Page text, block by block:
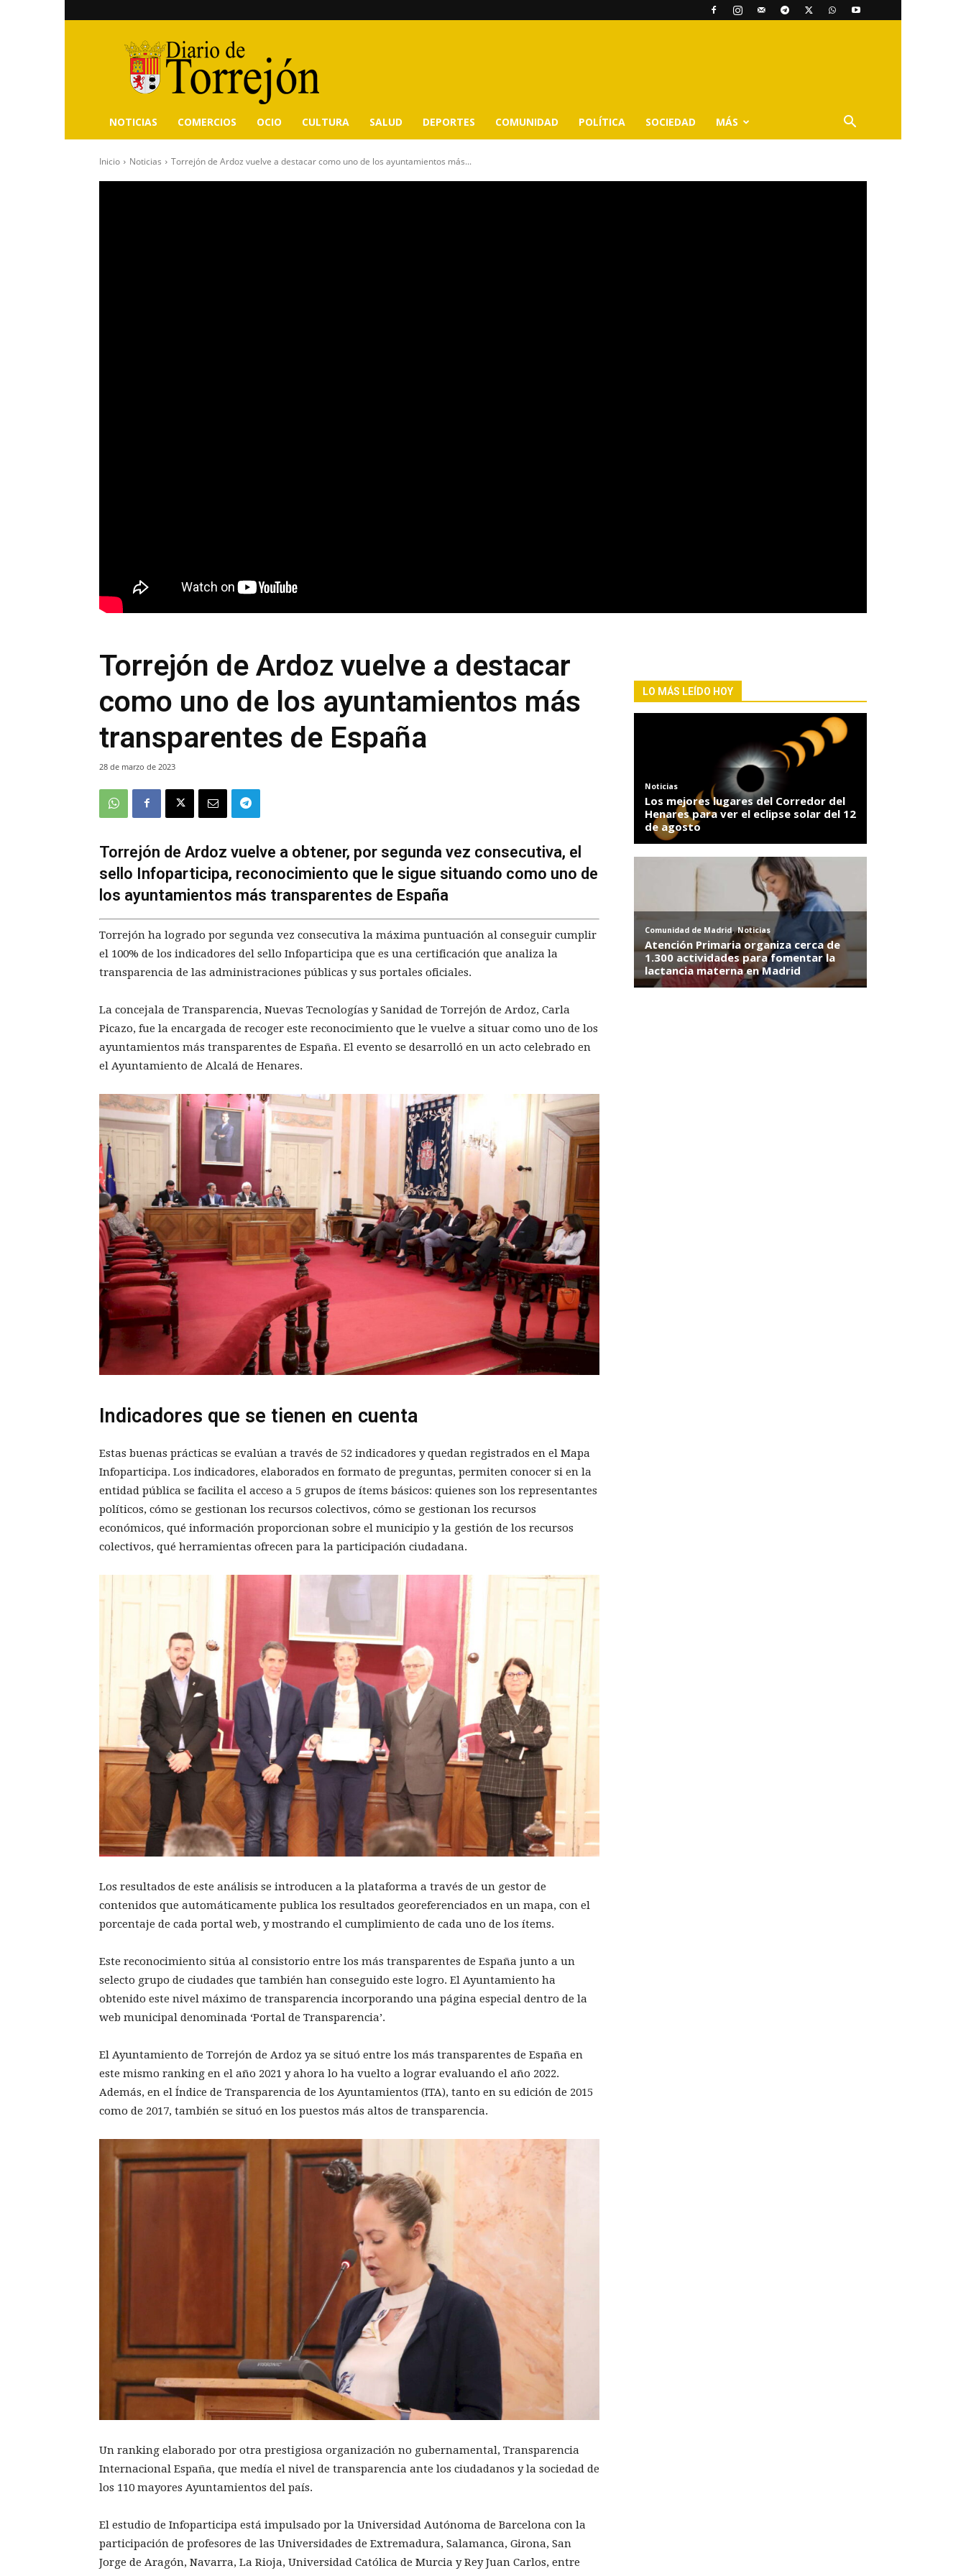
Diario
de
Torrejón
NOTICIAS COMERCIOS OCIO CULTURA SALUD DEPORTES COMUNIDAD POLÍTICA SOCIEDAD MÁS
Inicio Noticias Torrejón de Ardoz vuelve a destacar como uno de los ayuntamientos más...
Torrejón de Ardoz vuelve a destacar
como uno de los ayuntamientos más
transparentes de España
28 de marzo de 2023
Torrejón de Ardoz vuelve a obtener, por segunda vez consecutiva, el
sello Infoparticipa, reconocimiento que le sigue situando como uno de
los ayuntamientos más transparentes de España
Torrejón ha logrado por segunda vez consecutiva la máxima puntuación al conseguir cumplir
el 100% de los indicadores del sello Infoparticipa que es una certificación que analiza la
transparencia de las administraciones públicas y sus portales oficiales.
La concejala de Transparencia, Nuevas Tecnologías y Sanidad de Torrejón de Ardoz, Carla
Picazo, fue la encargada de recoger este reconocimiento que le vuelve a situar como uno de los
ayuntamientos más transparentes de España. El evento se desarrolló en un acto celebrado en
el Ayuntamiento de Alcalá de Henares.
Indicadores que se tienen en cuenta
Estas buenas prácticas se evalúan a través de 52 indicadores y quedan registrados en el Mapa
Infoparticipa. Los indicadores, elaborados en formato de preguntas, permiten conocer si en la
entidad pública se facilita el acceso a 5 grupos de ítems básicos: quienes son los representantes
políticos, cómo se gestionan los recursos colectivos, cómo se gestionan los recursos
económicos, qué información proporcionan sobre el municipio y la gestión de los recursos
colectivos, qué herramientas ofrecen para la participación ciudadana.
Los resultados de este análisis se introducen a la plataforma a través de un gestor de
contenidos que automáticamente publica los resultados georeferenciados en un mapa, con el
porcentaje de cada portal web, y mostrando el cumplimiento de cada uno de los ítems.
Este reconocimiento sitúa al consistorio entre los más transparentes de España junto a un
selecto grupo de ciudades que también han conseguido este logro. El Ayuntamiento ha
obtenido este nivel máximo de transparencia incorporando una página especial dentro de la
web municipal denominada ‘Portal de Transparencia’.
El Ayuntamiento de Torrejón de Ardoz ya se situó entre los más transparentes de España en
este mismo ranking en el año 2021 y ahora lo ha vuelto a lograr evaluando el año 2022.
Además, en el Índice de Transparencia de los Ayuntamientos (ITA), tanto en su edición de 2015
como de 2017, también se situó en los puestos más altos de transparencia.
Un ranking elaborado por otra prestigiosa organización no gubernamental, Transparencia
Internacional España, que medía el nivel de transparencia ante los ciudadanos y la sociedad de
los 110 mayores Ayuntamientos del país.
El estudio de Infoparticipa está impulsado por la Universidad Autónoma de Barcelona con la
participación de profesores de las Universidades de Extremadura, Salamanca, Girona, San
Jorge de Aragón, Navarra, La Rioja, Universidad Católica de Murcia y Rey Juan Carlos, entre
LO MÁS LEÍDO HOY